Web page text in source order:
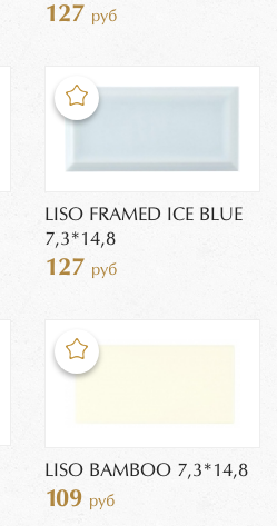
127 руб
LISO FRAMED ICE BLUE
7,3*14,8
127 руб
LISO BAMBOO 7,3*14,8
109 руб